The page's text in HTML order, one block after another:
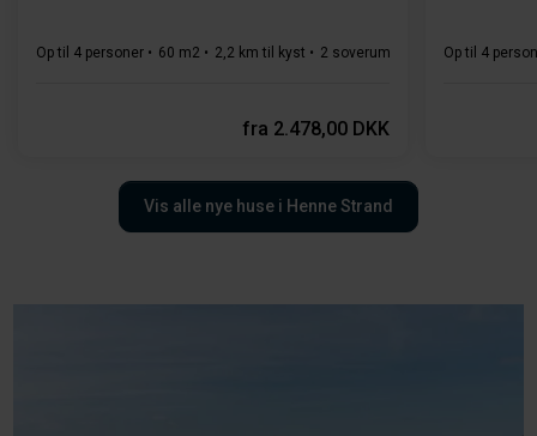
Op til 4 personer 60 m2 2,2 km til kyst 2 soverum 1 badeværelse(r)
fra 2.478,00 DKK
Op til 4
Vis alle nye huse i Henne Strand